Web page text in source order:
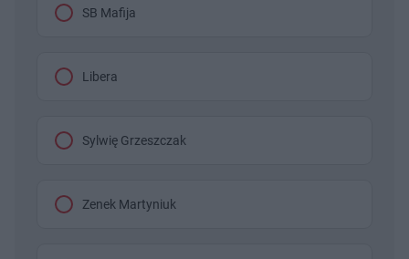
SB Mafija
Libera
Sylwię Grzeszczak
Zenek Martyniuk